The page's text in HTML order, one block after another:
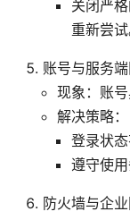
关闭严
重新尝试
账号与服务
现象：账
解决策略：
登录状
遵守使
防火墙与企